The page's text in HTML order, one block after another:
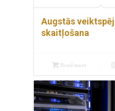
Augstās
skaitļošana
Read more